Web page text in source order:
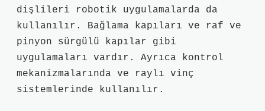
dişlileri robotik uygulamalarda da
kullanılır. Bağlama kapıları ve raf ve
pinyon sürgülü kapılar gibi
uygulamaları vardır. Ayrıca kontrol
mekanizmalarında ve raylı vinç
sistemlerinde kullanılır.